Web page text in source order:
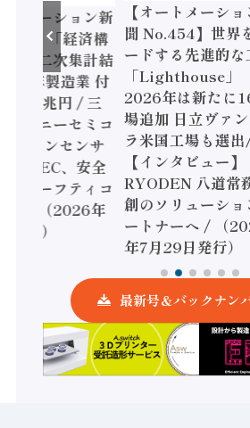
トメーション新
】「経済構
調査二次集計結
年製造業 付
額86兆円 / 三
とソニーセミコ
ジョンセンサ
/ IDEC、安全
すセーフティコ
ーラ（2026年
発行）
【オートメーシ
聞 No.454】世界
ードする先進的な
「Lighthouse」
2026年は新たに
場追加 日立ヴァ
ラ米国工場も選
【インタビュー】
RYODEN 八道常
創のソリューショ
ートナーへ / （
年7月29日発行）
最新号＆バックナン